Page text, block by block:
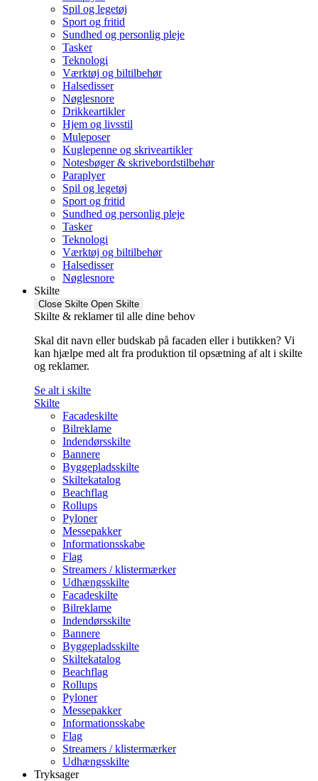
Spil og legetøj
Sport og fritid
Sundhed og personlig pleje
Tasker
Teknologi
Værktøj og biltilbehør
Halsedisser
Nøglesnore
Drikkeartikler
Hjem og livsstil
Muleposer
Kuglepenne og skriveartikler
Notesbøger & skrivebordstilbehør
Paraplyer
Spil og legetøj
Sport og fritid
Sundhed og personlig pleje
Tasker
Teknologi
Værktøj og biltilbehør
Halsedisser
Nøglesnore
Skilte
Close Skilte Open Skilte
Skilte & reklamer til alle dine behov
Skal dit navn eller budskab på facaden eller i butikken? Vi
kan hjælpe med alt fra produktion til opsætning af alt i skilte
og reklamer.
Se alt i skilte
Skilte
Facadeskilte
Bilreklame
Indendørsskilte
Bannere
Byggepladsskilte
Skiltekatalog
Beachflag
Rollups
Pyloner
Messepakker
Informationsskabe
Flag
Streamers / klistermærker
Udhængsskilte
Facadeskilte
Bilreklame
Indendørsskilte
Bannere
Byggepladsskilte
Skiltekatalog
Beachflag
Rollups
Pyloner
Messepakker
Informationsskabe
Flag
Streamers / klistermærker
Udhængsskilte
Tryksager